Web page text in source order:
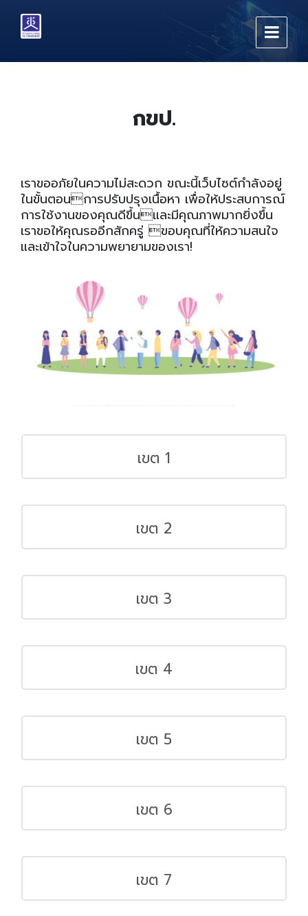
content
main
footer
กขป.
เราขออภัยในความไม่สะดวก ขณะนี้เว็บไซต์กำลังอยู่
ในขั้นตอนการปรับปรุงเนื้อหา เพื่อให้ประสบการณ์
การใช้งานของคุณดีขึ้นและมีคุณภาพมากยิ่งขึ้น
เราขอให้คุณรออีกสักครู่ ขอบคุณที่ให้ความสนใจ
และเข้าใจในความพยายามของเรา!
เขต 1
เขต 2
เขต 3
เขต 4
เขต 5
เขต 6
เขต 7